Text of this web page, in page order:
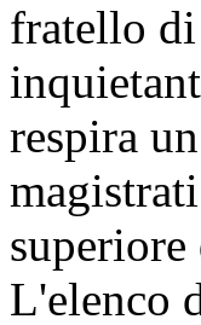
fratello
respira
L'elenco